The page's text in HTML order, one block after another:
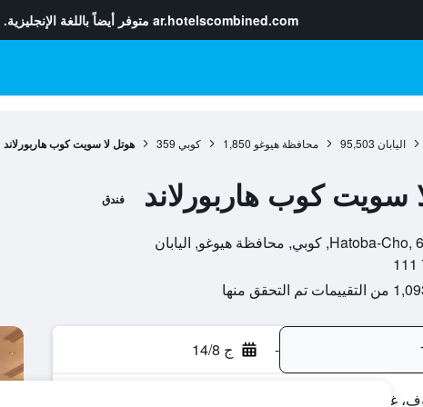
ar.hotelscombined.com متوفر أيضاً باللغة الإنجليزية.
اليابان 95,503 محافظة هيوغو 1,850 كوبي 359 هوتل لا سويت كوب هاربورلاند
سويت كوب هاربورلاند فندق
تم التحقق منها
- ج 14/8